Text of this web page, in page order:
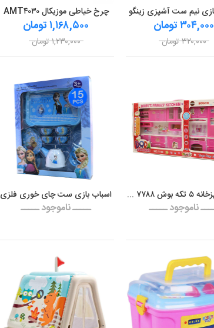
نیم ست آشپزی زینگو
۳۰۴,۰۰۰ تومان
۳۲۰,۰۰۰ تومان
چرخ خیاطی موزیکال AMT۴۰۳۰
۱,۱۶۸,۵۰۰ تومان
۱,۲۳۰,۰۰۰ تومان
ست آشپزخانه ۵ تکه بوش ۷۷۸۸ دورا
ناموجود ـــــ
اسباب بازی ست چای خوری فلزی
ـــــ ناموجود ـــــ